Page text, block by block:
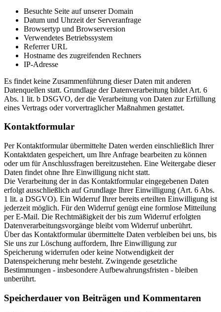
Besuchte Seite auf unserer Domain
Datum und Uhrzeit der Serveranfrage
Browsertyp und Browserversion
Verwendetes Betriebssystem
Referrer URL
Hostname des zugreifenden Rechners
IP-Adresse
Es findet keine Zusammenführung dieser Daten mit anderen
Datenquellen statt. Grundlage der Datenverarbeitung bildet Art. 6
Abs. 1 lit. b DSGVO, der die Verarbeitung von Daten zur Erfüllung
eines Vertrags oder vorvertraglicher Maßnahmen gestattet.
Kontaktformular
Per Kontaktformular übermittelte Daten werden einschließlich Ihrer
Kontaktdaten gespeichert, um Ihre Anfrage bearbeiten zu können
oder um für Anschlussfragen bereitzustehen. Eine Weitergabe dieser
Daten findet ohne Ihre Einwilligung nicht statt.
Die Verarbeitung der in das Kontaktformular eingegebenen Daten
erfolgt ausschließlich auf Grundlage Ihrer Einwilligung (Art. 6 Abs.
1 lit. a DSGVO). Ein Widerruf Ihrer bereits erteilten Einwilligung ist
jederzeit möglich. Für den Widerruf genügt eine formlose Mitteilung
per E-Mail. Die Rechtmäßigkeit der bis zum Widerruf erfolgten
Datenverarbeitungsvorgänge bleibt vom Widerruf unberührt.
Über das Kontaktformular übermittelte Daten verbleiben bei uns, bis
Sie uns zur Löschung auffordern, Ihre Einwilligung zur
Speicherung widerrufen oder keine Notwendigkeit der
Datenspeicherung mehr besteht. Zwingende gesetzliche
Bestimmungen - insbesondere Aufbewahrungsfristen - bleiben
unberührt.
Speicherdauer von Beiträgen und Kommentaren